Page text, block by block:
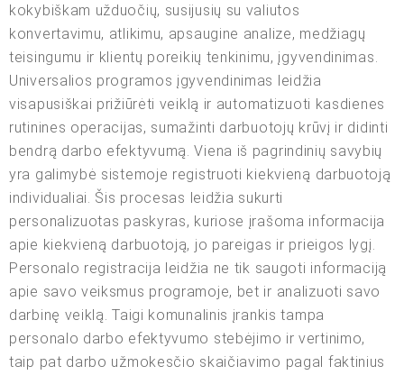
kokybiškam užduočių, susijusių su valiutos
konvertavimu, atlikimu, apsaugine analize, medžiagų
teisingumu ir klientų poreikių tenkinimu, įgyvendinimas.
Universalios programos įgyvendinimas leidžia
visapusiškai prižiūrėti veiklą ir automatizuoti kasdienes
rutinines operacijas, sumažinti darbuotojų krūvį ir didinti
bendrą darbo efektyvumą. Viena iš pagrindinių savybių
yra galimybė sistemoje registruoti kiekvieną darbuotoją
individualiai. Šis procesas leidžia sukurti
personalizuotas paskyras, kuriose įrašoma informacija
apie kiekvieną darbuotoją, jo pareigas ir prieigos lygį.
Personalo registracija leidžia ne tik saugoti informaciją
apie savo veiksmus programoje, bet ir analizuoti savo
darbinę veiklą. Taigi komunalinis įrankis tampa
personalo darbo efektyvumo stebėjimo ir vertinimo,
taip pat darbo užmokesčio skaičiavimo pagal faktinius